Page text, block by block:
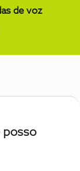
de voz
posso